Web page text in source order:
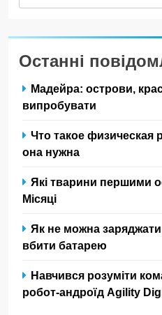
Останні
Мадейра: острови,
випробувати
Что такое физическая
она нужна
Які тварини першими
Місяці
Як не можна
вбити батарею
Навчився розуміти
робот-андроїд Agility